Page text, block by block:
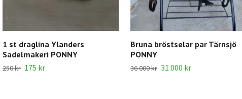
1 st draglina Ylanders
Sadelmakeri PONNY
250 kr 175 kr
Bruna bröstselar par Tärnsjö
PONNY
36 000 kr 31 000 kr